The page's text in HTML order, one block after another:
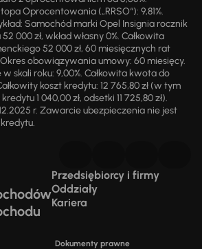
Oprocentowania („RRSO“): 9,81%.
Samochód marki Opel Insignia rocznik
000 zł, wkład własny 0%. Całkowita
52 000 zł, 60 miesięcznych rat
Okres obowiązywania umowy: 60 miesięcy.
skali roku: 9,00%. Całkowita kwota do
koszt kredytu: 12 765,80 zł (w tym
1 040,00 zł, odsetki 11 725,80 zł).
r. Zawarcie ubezpieczenia nie jest
Przedsiębiorcy i firmy
Oddziały
Kariera
Dokumenty prawne